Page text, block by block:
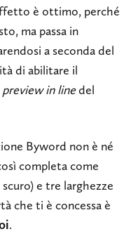
è ottimo, perché
ma passa in
a seconda del
di abilitare il
preview in linedel
Byword non è né
completa come
e tre larghezze
che ti è concessa è
.